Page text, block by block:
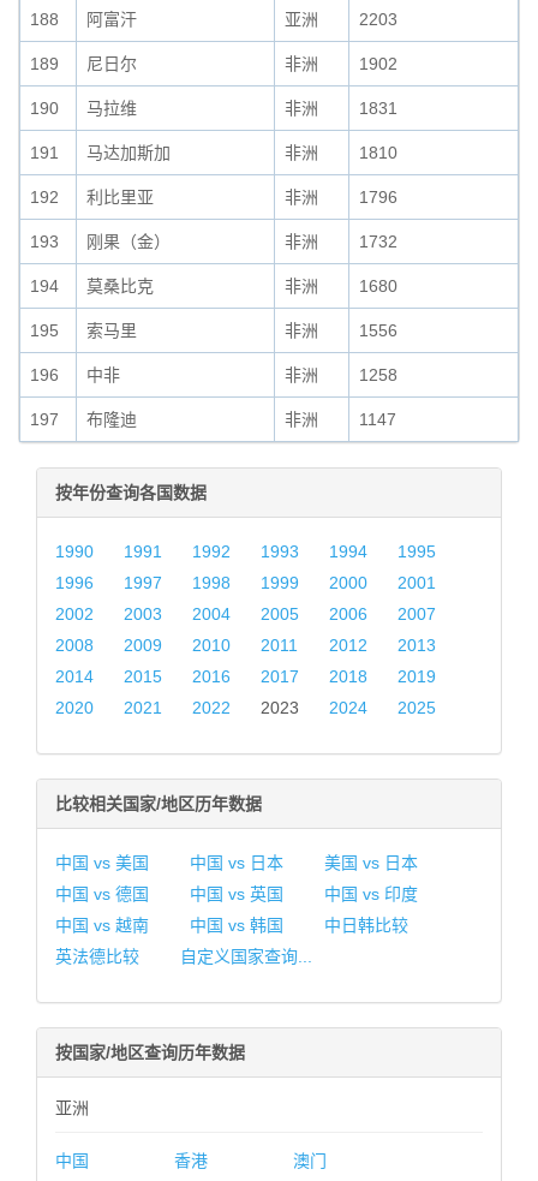
188 阿富汗 亚洲 2203
189 尼日尔 非洲 1902
190 马拉维 非洲 1831
191 马达加斯加 非洲 1810
192 利比里亚 非洲 1796
193 刚果（金） 非洲 1732
194 莫桑比克 非洲 1680
195 索马里 非洲 1556
196 中非 非洲 1258
197 布隆迪 非洲 1147
按年份查询各国数据
1990 1991 1992 1993 1994
1995
1996
1997 1998 1999 2000
2001
2002
2003 2004 2005 2006
2007
2008
2009 2010 2011 2012
2013
2014
2015 2016 2017 2018
2019
2020
2021 2022 2023 2024 2025
比较相关国家/地区历年数据
中国 vs 美国 中国 vs 日本
美国 vs 日本
中国 vs 德国
中国 vs 英国
中国 vs 印度
中国 vs 越南
中国 vs 韩国
中日韩比较
英法德比较
自定义国家查询...
按国家/地区查询历年数据
亚洲
中国 香港
澳门